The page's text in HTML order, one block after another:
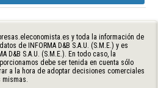
y toda la información de
de INFORMA D&B S.A.U. (S.M.E.) y es
D&B S.A.U. (S.M.E.). En todo caso, la
debe ser tenida en cuenta sólo
a la hora de adoptar decisiones comerciales